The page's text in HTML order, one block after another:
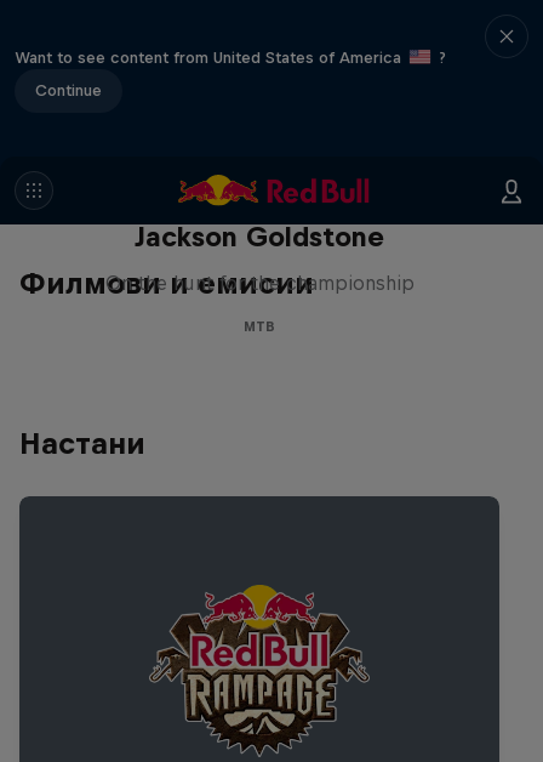
Want to see content from United States of America
?
Continue
Филмови и емисии
The Search for Milliseconds:
Jackson Goldstone
On the hunt for the championship
MTB
Настани